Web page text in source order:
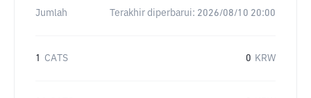
Jumlah Terakhir diperbarui: 2026/08/10 20:00
1 CATS 0 KRW